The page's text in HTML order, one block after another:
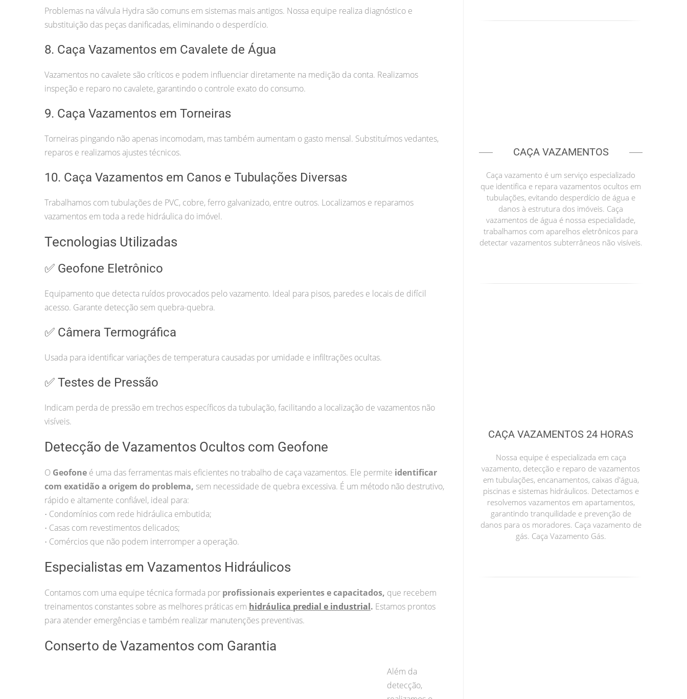
Problemas na válvula Hydra são comuns em sistemas mais antigos. Nossa equipe realiza diagnóstico e
substituição das peças danificadas, eliminando o desperdício.
8. Caça Vazamentos em Cavalete de Água
Vazamentos no cavalete são críticos e podem influenciar diretamente na medição da conta. Realizamos
inspeção e reparo no cavalete, garantindo o controle exato do consumo.
9. Caça Vazamentos em Torneiras
Torneiras pingando não apenas incomodam, mas também aumentam o gasto mensal. Substituímos vedantes,
reparos e realizamos ajustes técnicos.
10. Caça Vazamentos em Canos e Tubulações Diversas
Trabalhamos com tubulações de PVC, cobre, ferro galvanizado, entre outros. Localizamos e reparamos
vazamentos em toda a rede hidráulica do imóvel.
Tecnologias Utilizadas
✅ Geofone Eletrônico
Equipamento que detecta ruídos provocados pelo vazamento. Ideal para pisos, paredes e locais de difícil
acesso. Garante detecção sem quebra-quebra.
✅ Câmera Termográfica
Usada para identificar variações de temperatura causadas por umidade e infiltrações ocultas.
✅ Testes de Pressão
Indicam perda de pressão em trechos específicos da tubulação, facilitando a localização de vazamentos não
visíveis.
Detecção de Vazamentos Ocultos com Geofone
O Geofone é uma das ferramentas mais eficientes no trabalho de caça vazamentos. Ele permite identificar
com exatidão a origem do problema, sem necessidade de quebra excessiva. É um método não destrutivo,
rápido e altamente confiável, ideal para:
• Condomínios com rede hidráulica embutida;
• Casas com revestimentos delicados;
• Comércios que não podem interromper a operação.
Especialistas em Vazamentos Hidráulicos
Contamos com uma equipe técnica formada por profissionais experientes e capacitados, que recebem
treinamentos constantes sobre as melhores práticas em hidráulica predial e industrial. Estamos prontos
para atender emergências e também realizar manutenções preventivas.
Conserto de Vazamentos com Garantia
Além da
detecção,
CAÇA VAZAMENTOS
Caça vazamento é um serviço especializado
que identifica e repara vazamentos ocultos em
tubulações, evitando desperdício de água e
danos à estrutura dos imóveis. Caça
vazamentos de água é nossa especialidade,
trabalhamos com aparelhos eletrônicos para
detectar vazamentos subterrâneos não visíveis.
CAÇA VAZAMENTOS 24 HORAS
Nossa equipe é especializada em caça
vazamento, detecção e reparo de vazamentos
em tubulações, encanamentos, caixas d'água,
piscinas e sistemas hidráulicos. Detectamos e
resolvemos vazamentos em apartamentos,
garantindo tranquilidade e prevenção de
danos para os moradores. Caça vazamento de
gás. Caça Vazamento Gás.